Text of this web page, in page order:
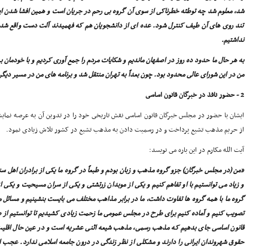
شد، معلوم شد چه توطئه خطرناکى از سوى آن گروه بى رحم در جریان است و همین افشا شدن
تند روى هاى آن طیف کنترل شود. عده اى از دانشجویان هم که فهمیدند آلت دست واقع
نداشتیم.
به هر حال ما حدود ده روز در اصفهان ماندیم و شکایات مردم را جمع آورى کردیم و با
من در این شوراى عالى محدود بود. چون بعداً به تهران منتقل شد و برنامه هاى من در مسیر
2 - حضور نافذ در خبرگان قانون اساسى
ایشان با حضور در مجلس خبرگان قانون اساسى نقش تاریخى خود را در تدوین آن به عرصه
از حریم مذهب تشیع پرداخت و در رسمیت دادن به مذهب تشیع در کشور تلاش زیادى نمود.
آیت الله مکارم در این باره مى نویسد:
«من (در مجلس خبرگان) جزو گروه مذهب و زبان بودم و طبعاً در گروه ما یکى از برادران اهل
و زیاد مى توانستیم با او تفاهم کنیم و یکى از موبدان زرتشتى و یکى از سران مسیحیت و
گروه ما با همه گروه ها تفاوت داشت، ما در برابر مذاهب مختلف مى بایست بنشینیم و
تصویب کنیم و آماده کنیم براى طرح در مجلس عمومى ما زحمت زیادى کشیدیم تا توانستیم
قانون اساسى جاى بدهیم که مذهب رسمى، مذهب شیعه اثنى عشریه است و در عین حال
حقوق شهروندان ایرانى را دارند و مشکلى از نظر زندگى در درون جامعه اسلامى ندارد.